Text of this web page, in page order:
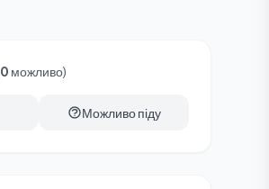
0 можливо)
Можливо піду